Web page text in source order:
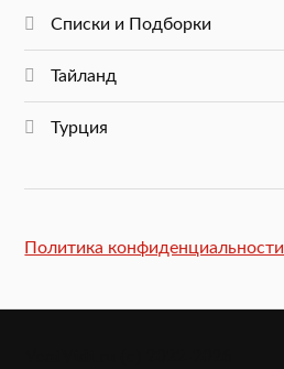
Списки и Подборки
Тайланд
Турция
Политика конфиденциальности